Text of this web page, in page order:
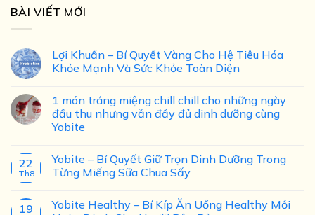
BÀI VIẾT MỚI
Lợi Khuẩn – Bí Quyết Vàng Cho Hệ Tiêu Hóa
Khỏe Mạnh Và Sức Khỏe Toàn Diện
1 món tráng miệng chill chill cho những ngày
đầu thu nhưng vẫn đầy đủ dinh dưỡng cùng
Yobite
22
Th8
Yobite – Bí Quyết Giữ Trọn Dinh Dưỡng Trong
Từng Miếng Sữa Chua Sấy
19
Yobite Healthy – Bí Kíp Ăn Uống Healthy Mỗi